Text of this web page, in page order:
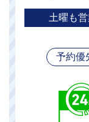
土曜も
予約優